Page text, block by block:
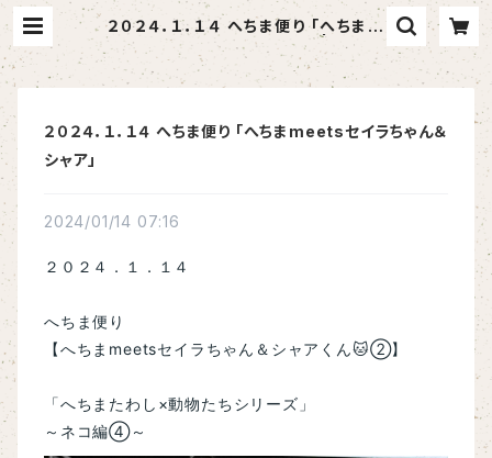
２０２４．１．１４ へちま便り 「へちまm
eetsセイラちゃん＆シャア」 | へちま
屋さはらん
２０２４．１．１４ へちま便り 「へちまmeetsセイラちゃん＆
シャア」
2024/01/14 07:16
２０２４．１．１４
へちま便り
【へちまmeetsセイラちゃん＆シャアくん🐱②】
「へちまたわし×動物たちシリーズ」
～ネコ編④～